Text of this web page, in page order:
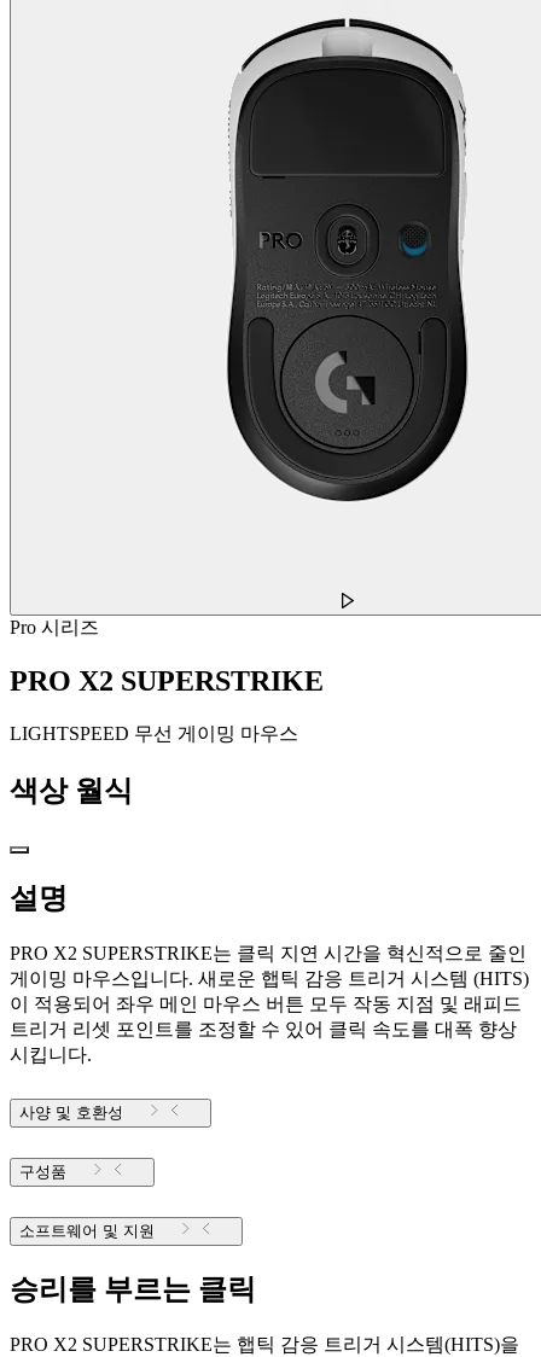
Pro 시리즈
PRO X2 SUPERSTRIKE
LIGHTSPEED 무선 게이밍 마우스
색상 월식
설명
PRO X2 SUPERSTRIKE는 클릭 지연 시간을 혁신적으로 줄인
게이밍 마우스입니다. 새로운 햅틱 감응 트리거 시스템 (HITS)
이 적용되어 좌우 메인 마우스 버튼 모두 작동 지점 및 래피드
트리거 리셋 포인트를 조정할 수 있어 클릭 속도를 대폭 향상
시킵니다.
사양 및 호환성
구성품
소프트웨어 및 지원
승리를 부르는 클릭
PRO X2 SUPERSTRIKE는 햅틱 감응 트리거 시스템(HITS)을